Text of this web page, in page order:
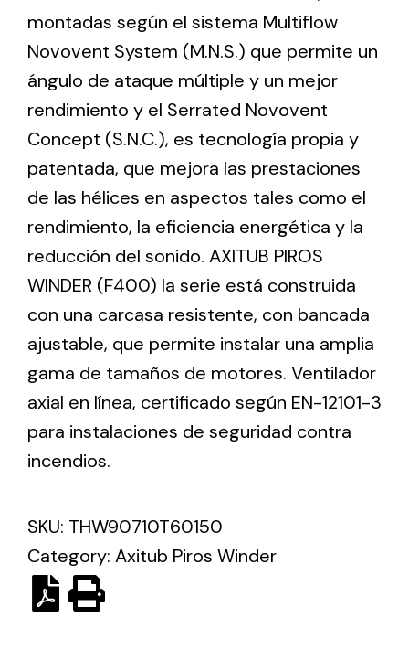
different uses
Iluminación Solar
Variedad de soluciones solares para todo tipo
Solar lighting
Variety of solar solutions for all kinds of needs.
montadas según el sistema Multiflow
Novovent System (M.N.S.) que permite un
ángulo de ataque múltiple y un mejor
rendimiento y el Serrated Novovent
Concept (S.N.C.), es tecnología propia y
patentada, que mejora las prestaciones
de las hélices en aspectos tales como el
rendimiento, la eficiencia energética y la
reducción del sonido. AXITUB PIROS
WINDER (F400) la serie está construida
con una carcasa resistente, con bancada
ajustable, que permite instalar una amplia
gama de tamaños de motores. Ventilador
axial en línea, certificado según EN-12101-3
para instalaciones de seguridad contra
incendios.
SKU: THW90710T60150
Category: Axitub Piros Winder